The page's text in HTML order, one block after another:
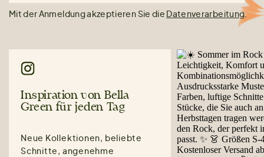
Mit der Anmeldung akzeptieren Sie die Datenverarbeitung.
Inspiration von Bella
Green für jeden Tag
Neue Kollektionen, beliebte
Schnitte, angenehme